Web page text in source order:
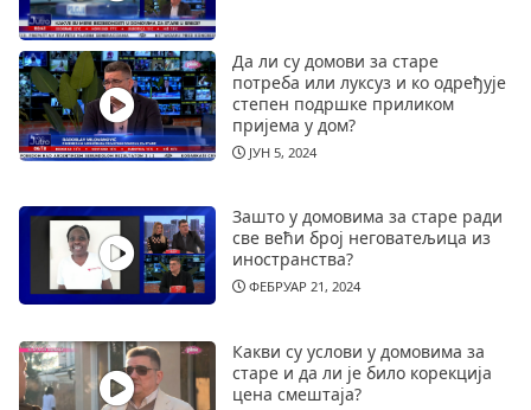
Да ли су домови за старе
потреба или луксуз и ко одређује
степен подршке приликом
пријема у дом?
ЈУН 5, 2024
Зашто у домовима за старе ради
све већи број неговатељица из
иностранства?
ФЕБРУАР 21, 2024
Какви су услови у домовима за
старе и да ли је било корекција
цена смештаја?